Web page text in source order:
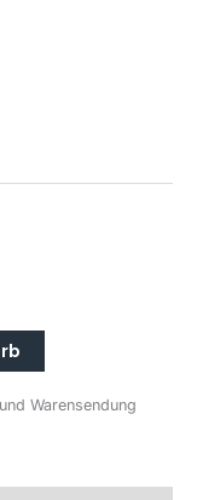
Warensendung